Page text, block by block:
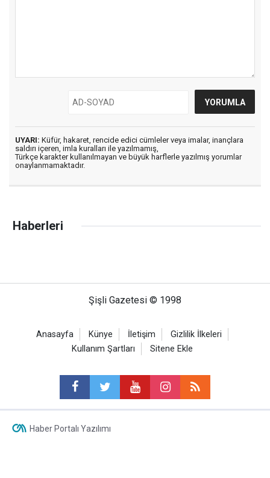
UYARI: Küfür, hakaret, rencide edici cümleler veya imalar, inançlara
saldırı içeren, imla kuralları ile yazılmamış,
Türkçe karakter kullanılmayan ve büyük harflerle yazılmış yorumlar
onaylanmamaktadır.
Haberleri
Şişli Gazetesi © 1998
Anasayfa Künye İletişim
Gizlilik İlkeleri
Kullanım Şartları
Sitene Ekle
Haber Portalı Yazılımı